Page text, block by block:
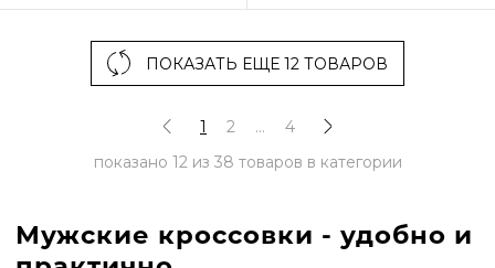
Мужские кроссовки - удобно и
ПОКАЗАТЬ ЕЩЕ 12 ТОВАРОВ
1 2 ...
4
показано 12 из 38 товаров в категории